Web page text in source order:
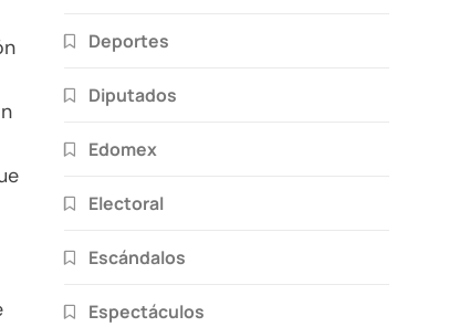
Deportes
Diputados
Edomex
Electoral
Escándalos
Espectáculos